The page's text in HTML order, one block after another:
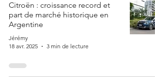
Citroën : croissance record et
part de marché historique en
Argentine
Jérémy
18 avr. 2025
3 min de lecture